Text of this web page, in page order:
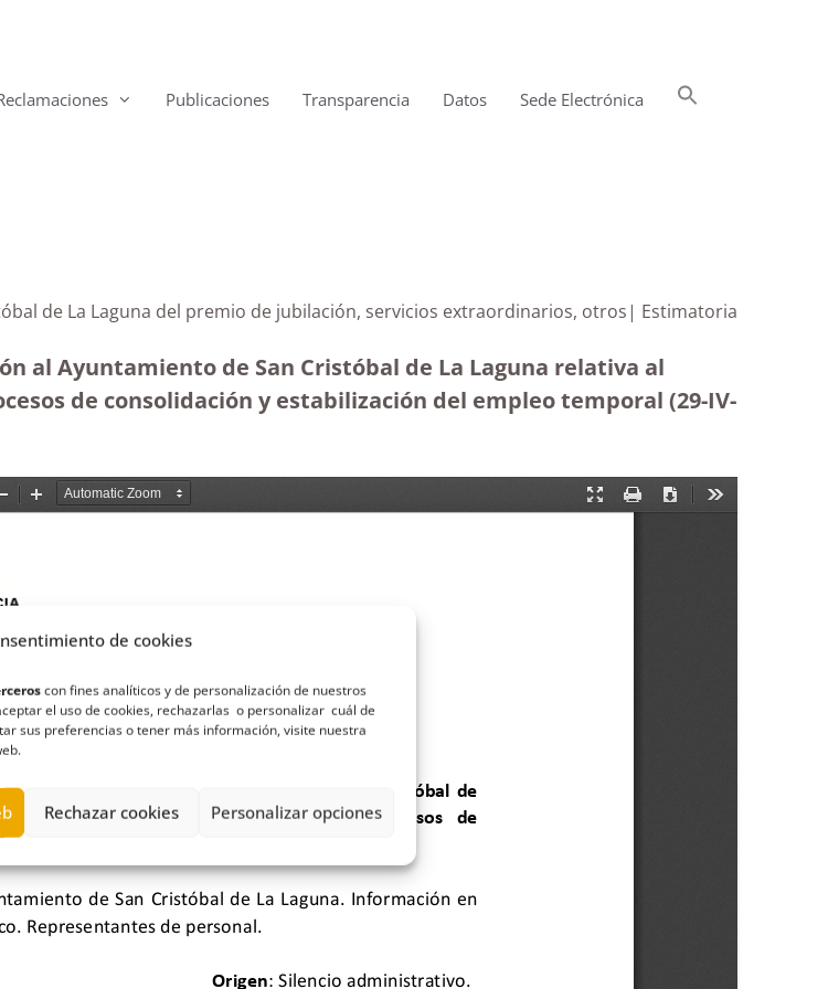
de cookies
con fines analíticos y de personalización de nuestros
el uso de cookies, rechazarlas o personalizar cuál de
sus preferencias o tener más información, visite nuestra
Rechazar cookies Personalizar opciones
Publicaciones Transparencia Datos Sede Electrónica
de La Laguna del premio de jubilación, servicios extraordinarios, otros| Estimatoria
al Ayuntamiento de San Cristóbal de La Laguna relativa al
de consolidación y estabilización del empleo temporal (29-IV-